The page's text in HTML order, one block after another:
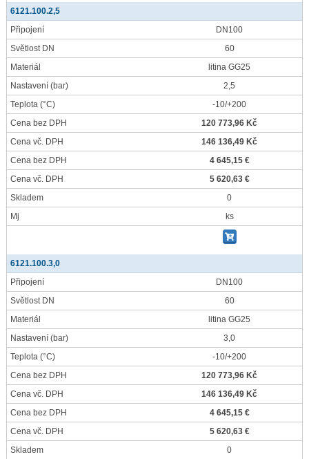
6121.100.2,5
Připojení
DN100
Světlost DN
60
Materiál
litina GG25
Nastavení (bar)
2,5
Teplota (°C)
-10/+200
Cena bez DPH
120 773,96 Kč
Cena vč. DPH
146 136,49 Kč
Cena bez DPH
4 645,15 €
Cena vč. DPH
5 620,63 €
Skladem
0
Mj
ks
6121.100.3,0
Připojení
DN100
Světlost DN
60
Materiál
litina GG25
Nastavení (bar)
3,0
Teplota (°C)
-10/+200
Cena bez DPH
120 773,96 Kč
Cena vč. DPH
146 136,49 Kč
Cena bez DPH
4 645,15 €
Cena vč. DPH
5 620,63 €
Skladem
0